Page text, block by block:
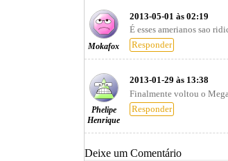
Mokafox
2013-05-01 às 02:19
É esses amerianos sao
Responder
Phelipe
Henrique
2013-01-29 às 13:38
Finalmente voltou o
Responder
Deixe um Comentário